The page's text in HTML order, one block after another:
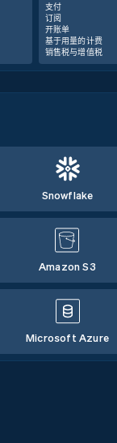
支付
订阅
开账单
基于用量的计费
销售税与增值税
Snowflake
Amazon S3
Microsoft Azure